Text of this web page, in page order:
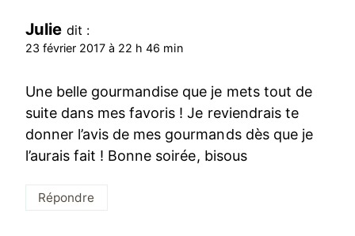
Julie dit :
23 février 2017 à 22 h 46 min
Une belle gourmandise que je mets tout de
suite dans mes favoris ! Je reviendrais te
donner l’avis de mes gourmands dès que je
l’aurais fait ! Bonne soirée, bisous
Répondre